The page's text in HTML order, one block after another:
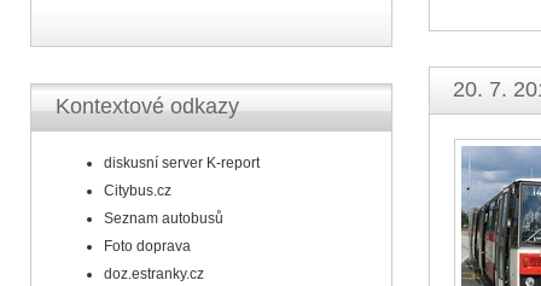
Kontextové odkazy
diskusní server K-report
Citybus.cz
Seznam autobusů
Foto doprava
doz.estranky.cz
20. 7.